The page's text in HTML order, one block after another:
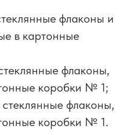
флаконы и
в картонные
флаконы,
коробки № 1;
флаконы,
коробки № 1.